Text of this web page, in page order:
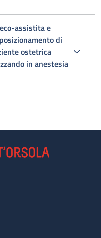
assistita e
di
ostetrica
in anestesia